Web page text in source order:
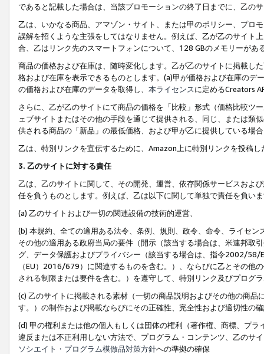
であると記載した場合は、当該プロモーションの終了日までに、乙の
乙は、いかなる商品、アマゾン・サイト、または甲のポリシー、プロ
誤解を招くような主張をしてはなりません。例えば、乙が乙のサイト
合、乙はリンク先のスマートフォンについて、128 GBのメモリーがあ
商品の価格および在庫は、随時変化します。乙が乙のサイトに掲載し
格および在庫を表示できるものとします。(a)甲が価格および在庫の
の価格および在庫のデータを取得し、 本ライセンスに定めるCreators
さらに、乙が乙のサイトにて商品の価格を「比較」形式（価格比較ツ
ェブサイトまたはその他の手段を通じて提供される、同じ、または類
供される商品の「新品」の最低価格、および甲が乙に提供している場
乙は、特別リンクを宣伝するために、Amazon上に特別リンクを投稿
3. 乙のサイトに対する責任
乙は、乙のサイトに関して、その開発、運営、依存関係サービスおよ
任を負うものとします。例えば、乙は以下に関して単独で責任を負い
(a) 乙のサイトおよび一切の関連設備の技術的運営、
(b) 本規約、全ての適用ある法令、条例、規則、政令、命令、ライセ
その他の適用ある政府当局の要件（開示（該当する場合は、米連邦取
グ、データ保護およびプライバシー（該当する場合は、指令2002/58/
（EU）2016/679）に関連するものを含む。）、ならびに乙とその他
される制限または要件を含む。）を遵守して、特別リンク及びプログ
(c) 乙のサイトに掲載される素材（一切の商品説明およびその他の商
す。）の制作および掲載ならびにその正確性、完全性および適切性の
(d) 甲の権利または他の個人もしくは団体の権利（著作権、商標、プ
違反または不正利用しない方法で、プログラム・コンテンツ、乙のサ
ソシエイト・プログラム模倣品対策方針への準拠の確保